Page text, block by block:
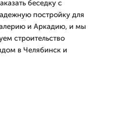
беседку с
постройку для
и Аркадию, и мы
строительство
в Челябинск и